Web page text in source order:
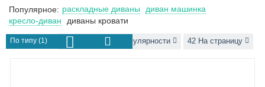
Популярное: раскладные диваны
диван машинка
кресло-диван
диваны кровати
По типу (1) Сортировать по популярности 42 На страницу